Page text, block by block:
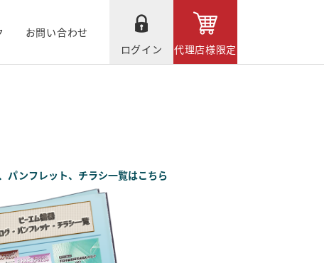
お問い合わせ
ログイン
代理店様限定
パンフレット、チラシ一覧はこちら